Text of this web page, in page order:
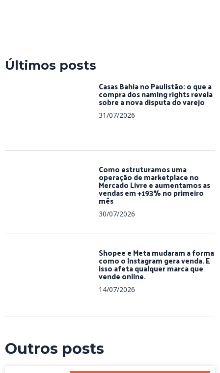
Últimos posts
Casas Bahia no Paulistão: o que a
compra dos naming rights revela
sobre a nova disputa do varejo
31/07/2026
Como estruturamos uma
operação de marketplace no
Mercado Livre e aumentamos as
vendas em +193% no primeiro
mês
30/07/2026
Shopee e Meta mudaram a forma
como o Instagram gera venda. E
isso afeta qualquer marca que
vende online.
14/07/2026
Outros posts